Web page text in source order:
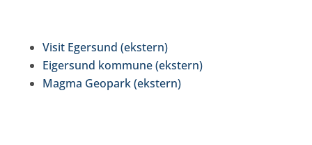
Visit Egersund (ekstern)
Eigersund kommune (ekstern)
Magma Geopark (ekstern)